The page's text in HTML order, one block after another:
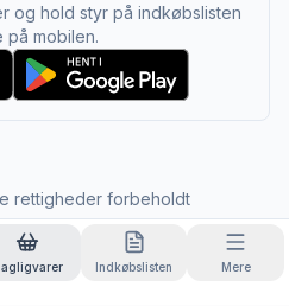
og hold styr på indkøbslisten
på mobilen.
rettigheder forbeholdt
Indkøbslisten Mere